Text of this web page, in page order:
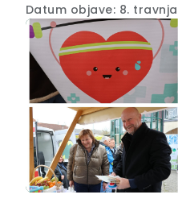
Datum objave: 8.